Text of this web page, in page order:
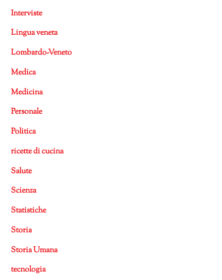
Interviste
Lingua veneta
Lombardo-Veneto
Medica
Medicina
Personale
Politica
ricette di cucina
Salute
Scienza
Statistiche
Storia
Storia Umana
tecnologia